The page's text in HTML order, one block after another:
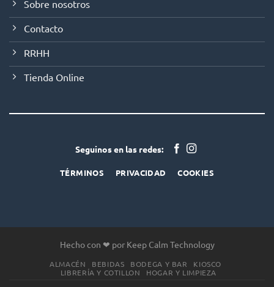
Sobre nosotros
Contacto
RRHH
Tienda Online
Seguinos en las redes:
TÉRMINOS PRIVACIDAD COOKIES
Hecho con ❤ por Keep Calm Technology
ALMACÉN BEBIDAS BODEGA Y BAR
KIOSCO
LIBRERÍA Y COTILLON
HOGAR Y LIMPIEZA